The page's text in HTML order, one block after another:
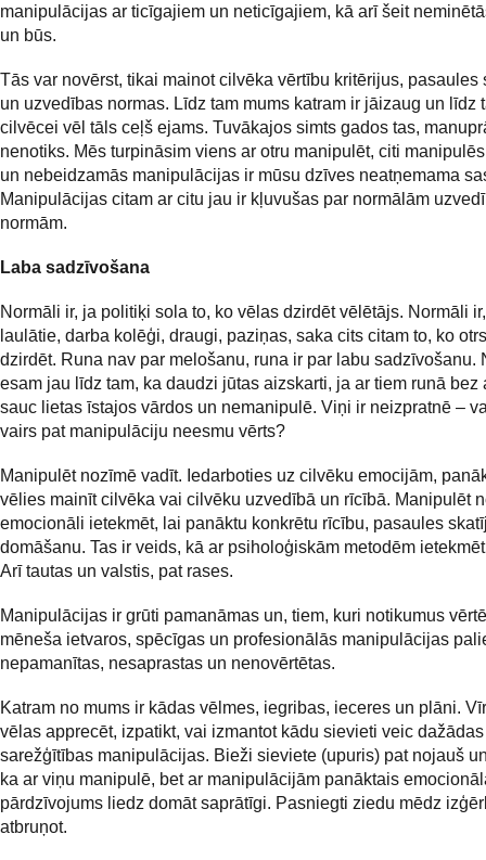
manipulācijas ar ticīgajiem un neticīgajiem, kā arī šeit
un būs.
Tās var novērst, tikai mainot cilvēka vērtību kritērijus, pasaules
un uzvedības normas. Līdz tam mums katram ir jāizaug un līdz
cilvēcei vēl tāls ceļš ejams. Tuvākajos simts gados tas,
nenotiks. Mēs turpināsim viens ar otru manipulēt, citi
un nebeidzamās manipulācijas ir mūsu dzīves neatņemama
Manipulācijas citam ar citu jau ir kļuvušas par normālām
normām.
Laba sadzīvošana
Normāli ir, ja politiķi sola to, ko vēlas dzirdēt vēlētājs. Normāli
laulātie, darba kolēģi, draugi, paziņas, saka cits citam to, ko
dzirdēt. Runa nav par melošanu, runa ir par labu sadzīvošanu.
esam jau līdz tam, ka daudzi jūtas aizskarti, ja ar tiem runā bez
sauc lietas īstajos vārdos un nemanipulē. Viņi ir neizpratnē –
vairs pat manipulāciju neesmu vērts?
Manipulēt nozīmē vadīt. Iedarboties uz cilvēku emocijām,
vēlies mainīt cilvēka vai cilvēku uzvedībā un rīcībā. Manipulēt
emocionāli ietekmēt, lai panāktu konkrētu rīcību, pasaules
domāšanu. Tas ir veids, kā ar psiholoģiskām metodēm
Arī tautas un valstis, pat rases.
Manipulācijas ir grūti pamanāmas un, tiem, kuri notikumus
mēneša ietvaros, spēcīgas un profesionālās manipulācijas
nepamanītas, nesaprastas un nenovērtētas.
Katram no mums ir kādas vēlmes, iegribas, ieceres un plāni.
vēlas apprecēt, izpatikt, vai izmantot kādu sievieti veic dažādas
sarežģītības manipulācijas. Bieži sieviete (upuris) pat nojauš
ka ar viņu manipulē, bet ar manipulācijām panāktais
pārdzīvojums liedz domāt saprātīgi. Pasniegti ziedu mēdz
atbruņot.